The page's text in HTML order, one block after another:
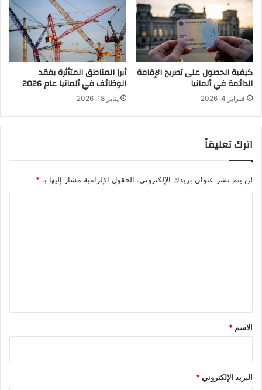
كيفية الحصول على تصريح الإقامة
الدائمة في ألمانيا
فبراير 4, 2026
أبرز المناطق المتأثرة بفقد
الوظائف في ألمانيا عام 2026
يناير 18, 2026
اترك تعليقاً
لن يتم نشر عنوان بريدك الإلكتروني. الحقول الإلزامية مشار إليها بـ *
*
الاسم *
البريد الإلكتروني*